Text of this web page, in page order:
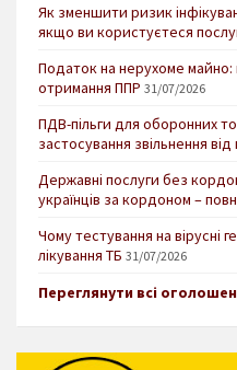
Як зменшити ризик
якщо ви користуєтеся
Податок на нерухоме майно:
отримання ППР 31/07/2026
ПДВ-пільги для оборонних
застосування звільнення
Державні послуги без
українців за кордоном –
Чому тестування на вірусні
лікування ТБ 31/07/2026
Переглянути всі